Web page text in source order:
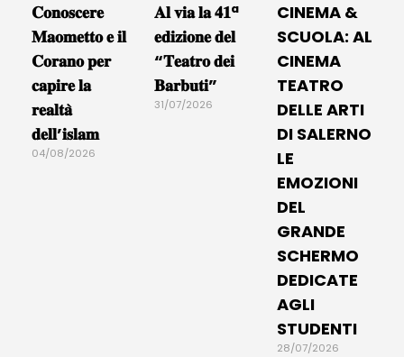
𝐂𝐨𝐧𝐨𝐬𝐜𝐞𝐫𝐞
𝐌𝐚𝐨𝐦𝐞𝐭𝐭𝐨 𝐞 𝐢𝐥
𝐂𝐨𝐫𝐚𝐧𝐨 𝐩𝐞𝐫
𝐜𝐚𝐩𝐢𝐫𝐞 𝐥𝐚
𝐫𝐞𝐚𝐥𝐭𝐚̀
𝐝𝐞𝐥𝐥’𝐢𝐬𝐥𝐚𝐦
04/08/2026
𝐀𝐥 𝐯𝐢𝐚 𝐥𝐚 𝟒𝟏ª
𝐞𝐝𝐢𝐳𝐢𝐨𝐧𝐞 𝐝𝐞𝐥
“𝐓𝐞𝐚𝐭𝐫𝐨 𝐝𝐞𝐢
𝐁𝐚𝐫𝐛𝐮𝐭𝐢”
31/07/2026
CINEMA &
SCUOLA: AL
CINEMA
TEATRO
DELLE ARTI
DI SALERNO
LE
EMOZIONI
DEL
GRANDE
SCHERMO
DEDICATE
AGLI
STUDENTI
28/07/2026